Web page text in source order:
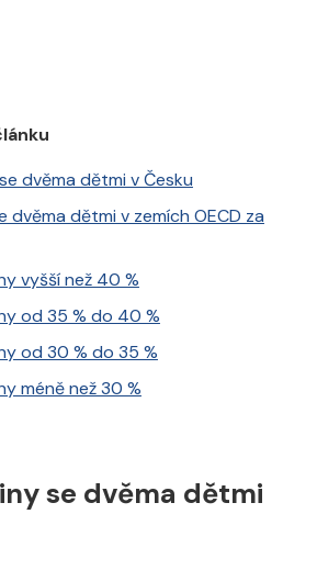
dvěma dětmi v Česku
dvěma dětmi v zemích OECD za
vyšší než 40 %
od 35 % do 40 %
od 30 % do 35 %
méně než 30 %
se dvěma dětmi